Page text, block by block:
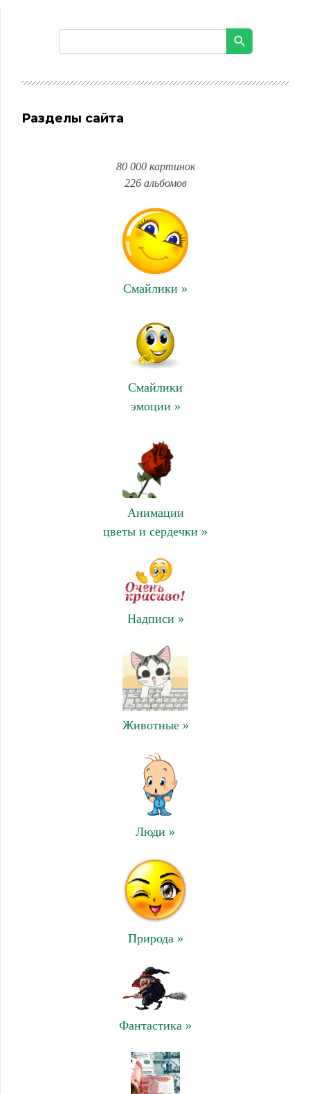
Разделы сайта
80 000 картинок
226 альбомов
Смайлики »
Смайлики
эмоции »
Анимации
цветы и сердечки »
Надписи »
Животные »
Люди »
Природа »
Фантастика »